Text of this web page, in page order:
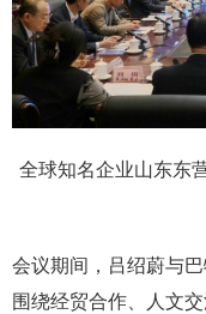
全球知名企业山东东
会议期间，吕绍蔚与
围绕经贸合作、人文